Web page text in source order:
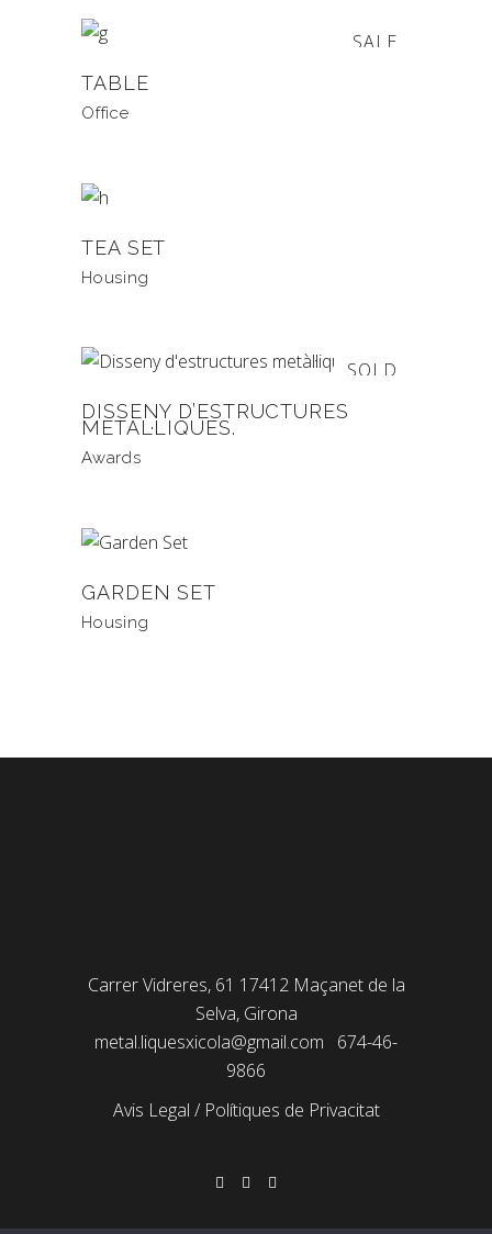
SALE
TABLE
Office
TEA SET
Housing
SOLD
DISSENY D’ESTRUCTURES
METÀL·LIQUES.
Awards
GARDEN SET
Housing
Carrer Vidreres, 61 17412 Maçanet de la
Selva, Girona
metal.liquesxicola@gmail.com
674-46-
9866
Avis Legal / Polítiques de Privacitat